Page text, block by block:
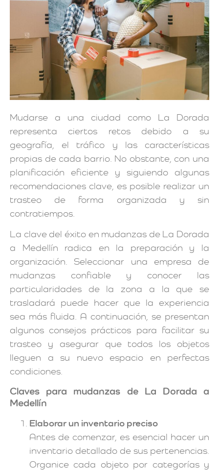
Mudarse a una ciudad como La Dorada
representa ciertos retos debido a su
geografía, el tráfico y las características
propias de cada barrio. No obstante, con una
planificación eficiente y siguiendo algunas
recomendaciones clave, es posible realizar un
trasteo de forma organizada y sin
contratiempos.
La clave del éxito en mudanzas de La Dorada
a Medellín radica en la preparación y la
organización. Seleccionar una empresa de
mudanzas confiable y conocer las
particularidades de la zona a la que se
trasladará puede hacer que la experiencia
sea más fluida. A continuación, se presentan
algunos consejos prácticos para facilitar su
trasteo y asegurar que todos los objetos
lleguen a su nuevo espacio en perfectas
condiciones.
Claves para mudanzas de La Dorada a
Medellín
Elaborar un inventario preciso
Antes de comenzar, es esencial hacer un
inventario detallado de sus pertenencias.
Organice cada objeto por categorías y